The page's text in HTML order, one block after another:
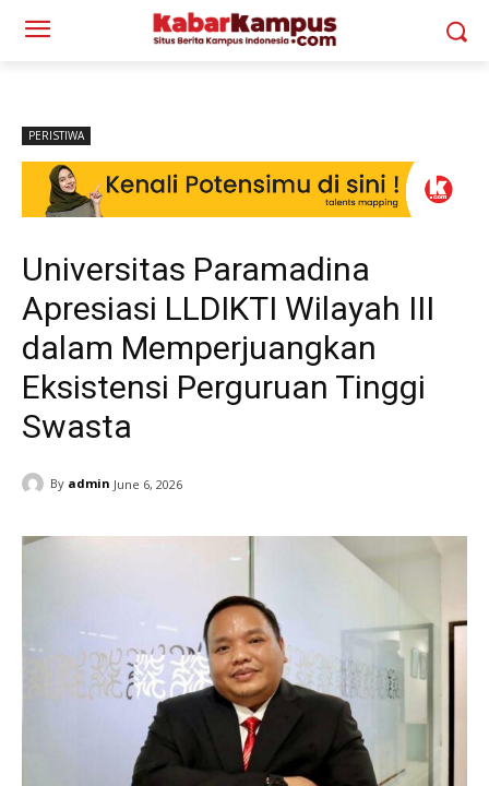
PERISTIWA
Universitas Paramadina
Apresiasi LLDIKTI Wilayah III
dalam Memperjuangkan
Eksistensi Perguruan Tinggi
Swasta
By admin June 6, 2026